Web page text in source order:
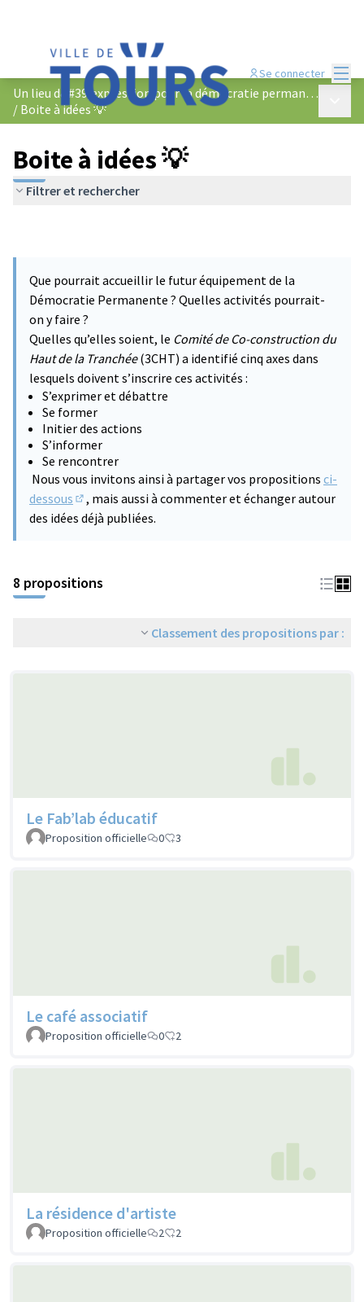
Se connecter
Un lieu d&#39;expression pour la démocratie permanente
/ Boite à idées 💡
Boite à idées 💡
Filtrer et rechercher
Que pourrait accueillir le futur équipement de la
Démocratie Permanente ? Quelles activités pourrait-
on y faire ?
Quelles qu’elles soient, le Comité de Co-construction du
Haut de la Tranchée(3CHT) a identifié cinq axes dans
lesquels doivent s’inscrire ces activités :
S’exprimer et débattre
Se former
Initier des actions
S’informer
Se rencontrer
Nous vous invitons ainsi à partager vos propositions ci-
dessous
(S'ouvre dans un nouvel onglet)
, mais aussi à commenter et échanger autour
des idées déjà publiées.
8 propositions
Classement des propositions par :
Le Fab’lab éducatif
Proposition officielle 0 3
Le café associatif
Proposition officielle 0 2
La résidence d'artiste
Proposition officielle 2 2